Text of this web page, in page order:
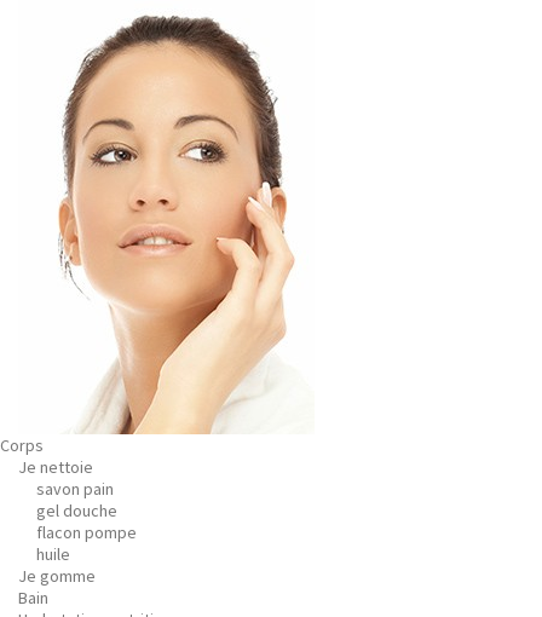
Corps
Je nettoie
savon pain
gel douche
flacon pompe
huile
Je gomme
Bain